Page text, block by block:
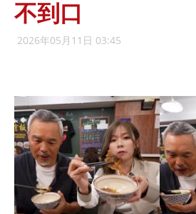
不到口
2026年05月11日 03:45